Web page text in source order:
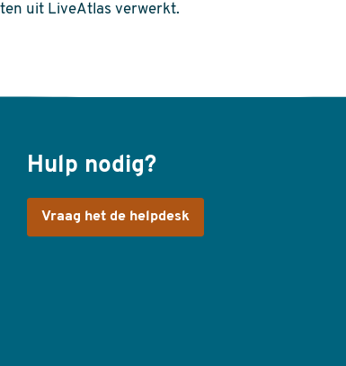
uit LiveAtlas verwerkt.
Hulp nodig?
Vraag het de helpdesk